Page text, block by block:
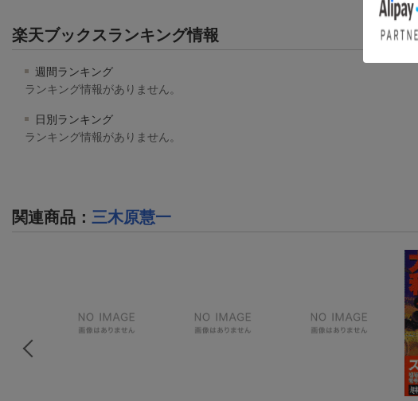
楽天ブックスランキング情報
週間ランキング
ランキング情報がありません。
日別ランキング
ランキング情報がありません。
関連商品 ： 三木原慧一